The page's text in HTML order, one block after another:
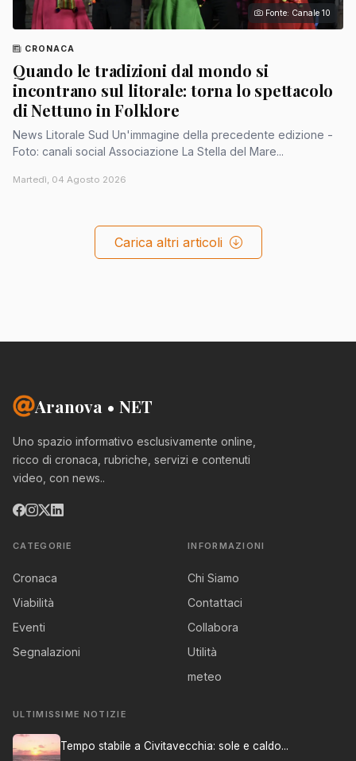
Fonte: Canale 10
CRONACA
Quando le tradizioni dal mondo si
incontrano sul litorale: torna lo spettacolo
di Nettuno in Folklore
News Litorale Sud Un'immagine della precedente edizione -
Foto: canali social Associazione La Stella del Mare...
Martedì, 04 Agosto 2026
Carica altri articoli
Aranova • NET
Uno spazio informativo esclusivamente online,
ricco di cronaca, rubriche, servizi e contenuti
video, con news..
CATEGORIE
Cronaca
Viabilità
Eventi
Segnalazioni
INFORMAZIONI
Chi Siamo
Contattaci
Collabora
Utilità
meteo
ULTIMISSIME NOTIZIE
Tempo stabile a Civitavecchia: sole e caldo...